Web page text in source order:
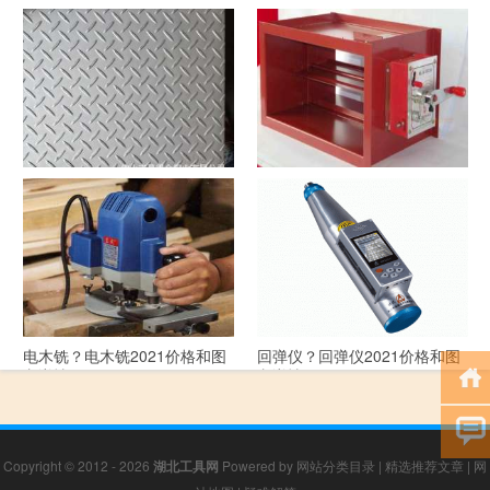
洗沙机？洗沙机2021价格和图
文详情
经纬仪？经纬仪2021价格和图
文详情
花纹板？花纹板2021价格和图
文详情
排烟阀？排烟阀2021价格和图
电木铣？电木铣2021价格和图
文详情
回弹仪？回弹仪2021价格和图
文详情
Copyright © 2012 - 2026 湖北工具网 Powered by 网站分类目录 | 精选推荐文章 | 网